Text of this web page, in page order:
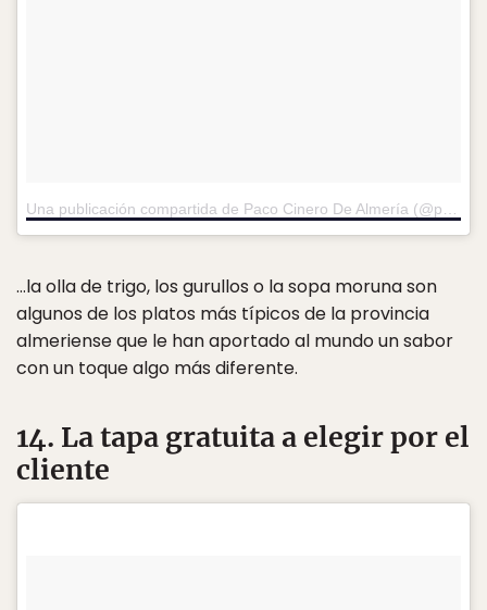
Una publicación compartida de Paco Cinero De Almería (@pacobear)
…la olla de trigo, los gurullos o la sopa moruna son
algunos de los platos más típicos de la provincia
almeriense que le han aportado al mundo un sabor
con un toque algo más diferente.
14. La tapa gratuita a elegir por el
cliente